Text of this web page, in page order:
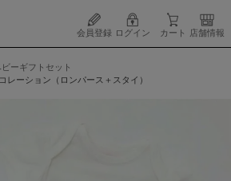
会員登録 ログイン カート 店舗情報
ビーギフトセット
レーション（ロンパース＋スタイ）